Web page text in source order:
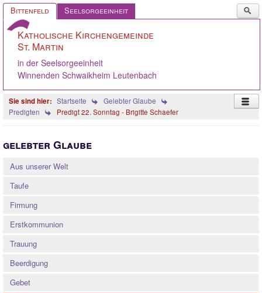
Bittenfeld Seelsorgeeinheit
...
Katholische Kirchengemeinde
St. Martin
in der Seelsorgeeinheit
Winnenden Schwaikheim Leutenbach
Startseite
Gelebter Glaube
Predigten
Predigt 22. Sonntag - Brigitte Schaefer
Ökumene
Gelebter Glaube
Quintessenz
gelebter Glaube
Aus unserer Welt
Taufe
Firmung
Erstkommunion
Trauung
Beerdigung
Gebet